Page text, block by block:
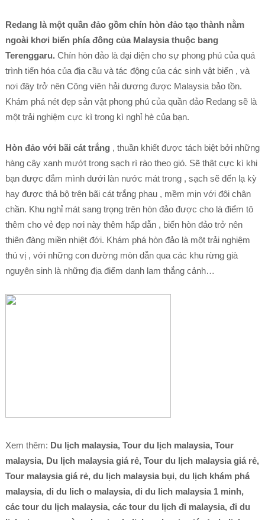
Redang là một quần đảo gồm chín hòn đảo tạo thành nằm
ngoài khơi biển phía đông của Malaysia thuộc bang
Terenggaru. Chín hòn đảo là đại diện cho sự phong phú của quá
trình tiến hóa của địa cầu và tác động của các sinh vật biển , và
nơi đây trở nên Công viên hải dương được Malaysia bảo tồn.
Khám phá nét đẹp sản vật phong phú của quần đảo Redang sẽ là
một trải nghiệm cực kì trong kì nghỉ hè của bạn.
Hòn đảo với bãi cát trắng , thuần khiết được tách biệt bởi những
hàng cây xanh mướt trong sạch rì rào theo gió. Sẽ thật cực kì khi
bạn được đắm mình dưới làn nước mát trong , sạch sẽ đến lạ kỳ
hay được thả bộ trên bãi cát trắng phau , mềm mịn với đôi chân
chần. Khu nghỉ mát sang trọng trên hòn đảo được cho là điểm tô
thêm cho vẻ đẹp nơi này thêm hấp dẫn , biến hòn đảo trở nên
thiên đàng miền nhiệt đới. Khám phá hòn đảo là một trải nghiệm
thú vị , với những con đường mòn dẫn qua các khu rừng già
nguyên sinh là những địa điểm danh lam thắng cảnh…
Xem thêm: Du lịch malaysia, Tour du lịch malaysia, Tour
malaysia, Du lịch malaysia giá rẻ, Tour du lịch malaysia giá rẻ,
Tour malaysia giá rẻ, du lịch malaysia bụi, du lịch khám phá
malaysia, di du lich o malaysia, di du lich malaysia 1 minh,
các tour du lịch malaysia, các tour du lịch đi malaysia, đi du